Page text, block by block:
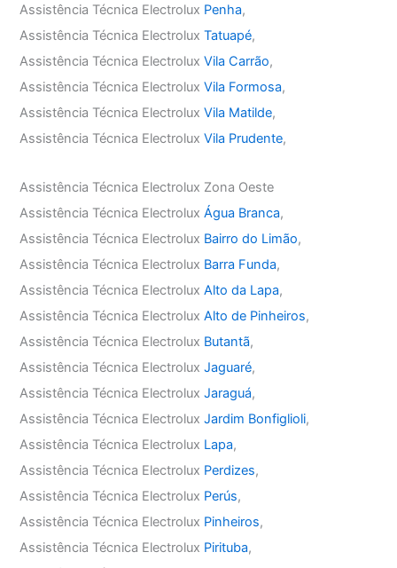
Assistência Técnica Electrolux Penha,
Assistência Técnica ElectroluxTatuapé,
Assistência Técnica ElectroluxVila Carrão,
Assistência Técnica ElectroluxVila Formosa,
Assistência Técnica ElectroluxVila Matilde,
Assistência Técnica ElectroluxVila Prudente,
Assistência Técnica Electrolux Zona Oeste
Assistência Técnica ElectroluxÁgua Branca,
Assistência Técnica Electrolux Bairro do Limão,
Assistência Técnica Electrolux Barra Funda,
Assistência Técnica ElectroluxAlto da Lapa,
Assistência Técnica ElectroluxAlto de Pinheiros,
Assistência Técnica Electrolux Butantã,
Assistência Técnica ElectroluxJaguaré,
Assistência Técnica ElectroluxJaraguá,
Assistência Técnica ElectroluxJardim Bonfiglioli,
Assistência Técnica Electrolux Lapa,
Assistência Técnica Electrolux Perdizes,
Assistência Técnica Electrolux Perús,
Assistência Técnica Electrolux Pinheiros,
Assistência Técnica Electrolux Pirituba,